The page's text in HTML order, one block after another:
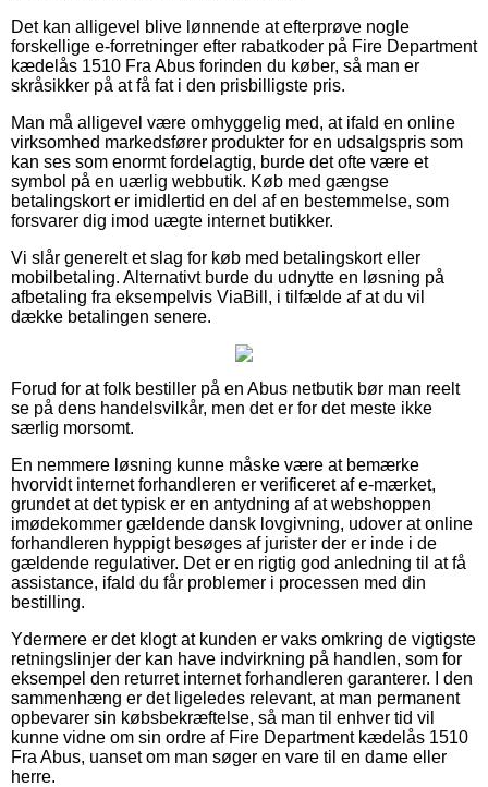
Det kan alligevel blive lønnende at efterprøve nogle
forskellige e-forretninger efter rabatkoder på Fire Department
kædelås 1510 Fra Abus forinden du køber, så man er
skråsikker på at få fat i den prisbilligste pris.
Man må alligevel være omhyggelig med, at ifald en online
virksomhed markedsfører produkter for en udsalgspris som
kan ses som enormt fordelagtig, burde det ofte være et
symbol på en uærlig webbutik. Køb med gængse
betalingskort er imidlertid en del af en bestemmelse, som
forsvarer dig imod uægte internet butikker.
Vi slår generelt et slag for køb med betalingskort eller
mobilbetaling. Alternativt burde du udnytte en løsning på
afbetaling fra eksempelvis ViaBill, i tilfælde af at du vil
dække betalingen senere.
Forud for at folk bestiller på en Abus netbutik bør man reelt
se på dens handelsvilkår, men det er for det meste ikke
særlig morsomt.
En nemmere løsning kunne måske være at bemærke
hvorvidt internet forhandleren er verificeret af e-mærket,
grundet at det typisk er en antydning af at webshoppen
imødekommer gældende dansk lovgivning, udover at online
forhandleren hyppigt besøges af jurister der er inde i de
gældende regulativer. Det er en rigtig god anledning til at få
assistance, ifald du får problemer i processen med din
bestilling.
Ydermere er det klogt at kunden er vaks omkring de vigtigste
retningslinjer der kan have indvirkning på handlen, som for
eksempel den returret internet forhandleren garanterer. I den
sammenhæng er det ligeledes relevant, at man permanent
opbevarer sin købsbekræftelse, så man til enhver tid vil
kunne vidne om sin ordre af Fire Department kædelås 1510
Fra Abus, uanset om man søger en vare til en dame eller
herre.